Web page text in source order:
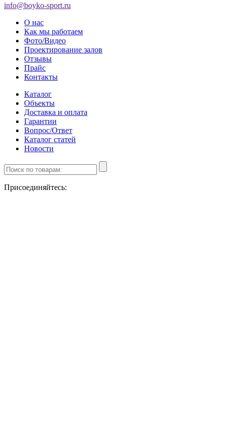
info@boyko-sport.ru
О нас
Как мы работаем
Фото/Видео
Проектирование залов
Отзывы
Прайс
Контакты
Каталог
Объекты
Доставка и оплата
Гарантии
Вопрос/Ответ
Каталог статей
Новости
Присоединяйтесь: